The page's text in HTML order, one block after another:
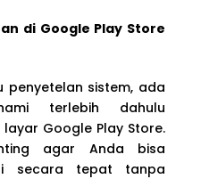
di Google Play Store
penyetelan sistem, ada
terlebih dahulu
Google Play Store.
agar Anda bisa
secara tepat tanpa